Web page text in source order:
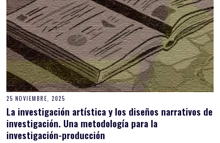
25 NOVIEMBRE, 2025
La investigación artística y los diseños narrativos de
investigación. Una metodología para la
investigación-producción